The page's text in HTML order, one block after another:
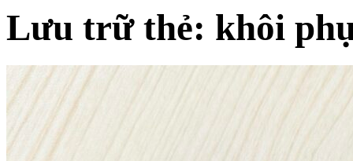
Lưu trữ thẻ: khôi